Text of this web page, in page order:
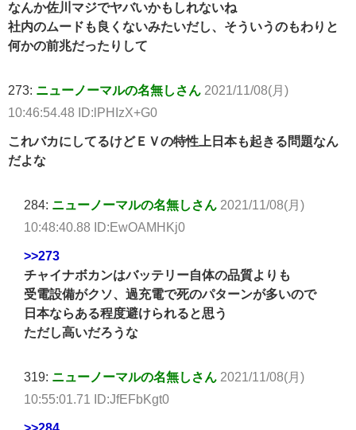
なんか佐川マジでヤバいかもしれないね
社内のムードも良くないみたいだし、そういうのもわりと
何かの前兆だったりして
273: ニューノーマルの名無しさん 2021/11/08(月)
10:46:54.48 ID:lPHIzX+G0
これバカにしてるけどＥＶの特性上日本も起きる問題なん
だよな
284: ニューノーマルの名無しさん 2021/11/08(月)
10:48:40.88 ID:EwOAMHKj0
>>273
チャイナボカンはバッテリー自体の品質よりも
受電設備がクソ、過充電で死のパターンが多いので
日本ならある程度避けられると思う
ただし高いだろうな
319: ニューノーマルの名無しさん 2021/11/08(月)
10:55:01.71 ID:JfEFbKgt0